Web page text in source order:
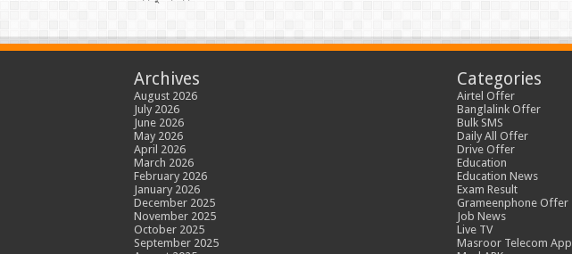
Archives
August 2026
July 2026
June 2026
May 2026
April 2026
March 2026
February 2026
January 2026
December 2025
November 2025
October 2025
September 2025
Categories
Airtel Offer
Banglalink Offer
Bulk SMS
Daily All Offer
Drive Offer
Education
Education News
Exam Result
Grameenphone Offer
Job News
Live TV
Masroor Telecom App